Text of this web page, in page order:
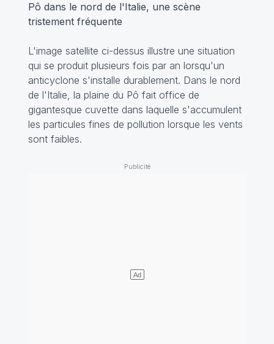
Pô dans le nord de l'Italie, une scène
tristement fréquente
L'image satellite ci-dessus illustre une situation
qui se produit plusieurs fois par an lorsqu'un
anticyclone s'installe durablement. Dans le nord
de l'Italie, la plaine du Pô fait office de
gigantesque cuvette dans laquelle s'accumulent
les particules fines de pollution lorsque les vents
sont faibles.